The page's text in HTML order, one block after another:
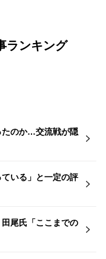
ランキング
たのか…交流戦が隠
いる」と一定の評
尾氏「ここまでの